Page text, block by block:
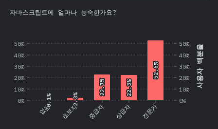
자바스크립트에 얼마나 능숙한가요?
0%
10%
20%
30%
40%
50%
사용자 백분율
없음 초보자 중급자 상급자 전문가
0%
10%
20%
30%
40%
50%
0.1%
0.1% 2.3%
2.3%
22.7%
22.7% 22.3%
22.3%
52.6%
52.6%